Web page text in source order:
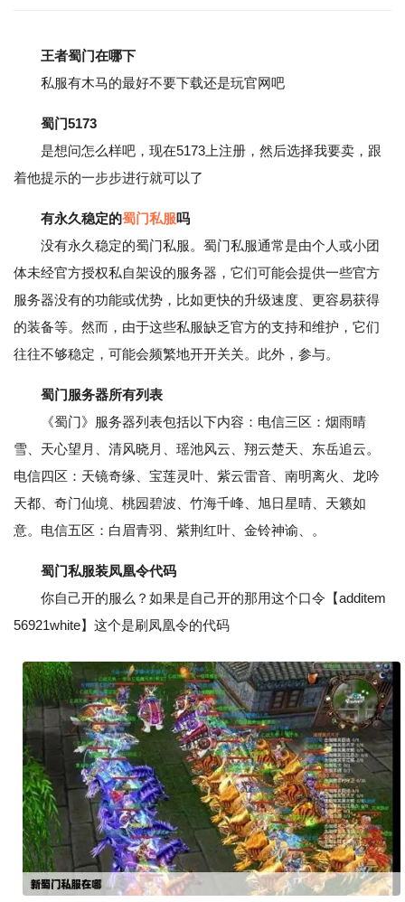
王者蜀门在哪下
私服有木马的最好不要下载还是玩官网吧
蜀门5173
是想问怎么样吧，现在5173上注册，然后选择我要卖，跟
着他提示的一步步进行就可以了
有永久稳定的蜀门私服吗
没有永久稳定的蜀门私服。蜀门私服通常是由个人或小团
体未经官方授权私自架设的服务器，它们可能会提供一些官方
服务器没有的功能或优势，比如更快的升级速度、更容易获得
的装备等。然而，由于这些私服缺乏官方的支持和维护，它们
往往不够稳定，可能会频繁地开开关关。此外，参与。
蜀门服务器所有列表
《蜀门》服务器列表包括以下内容：电信三区：烟雨晴
雪、天心望月、清风晓月、瑶池风云、翔云楚天、东岳追云。
电信四区：天镜奇缘、宝莲灵叶、紫云雷音、南明离火、龙吟
天都、奇门仙境、桃园碧波、竹海千峰、旭日星晴、天籁如
意。电信五区：白眉青羽、紫荆红叶、金铃神谕、。
蜀门私服装凤凰令代码
你自己开的服么？如果是自己开的那用这个口令【additem
56921white】这个是刷凤凰令的代码